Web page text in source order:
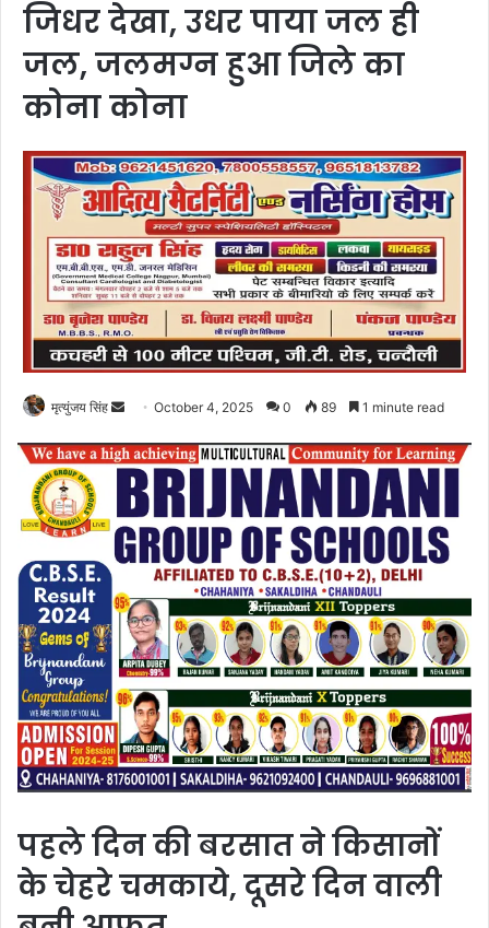
जिधर देखा, उधर पाया जल ही
जल, जलमग्न हुआ जिले का
कोना कोना
मृत्युंजय सिंह
Send
email
October 4, 2025 0 89 1 minute read
पहले दिन की बरसात ने किसानों
के चेहरे चमकाये, दूसरे दिन वाली